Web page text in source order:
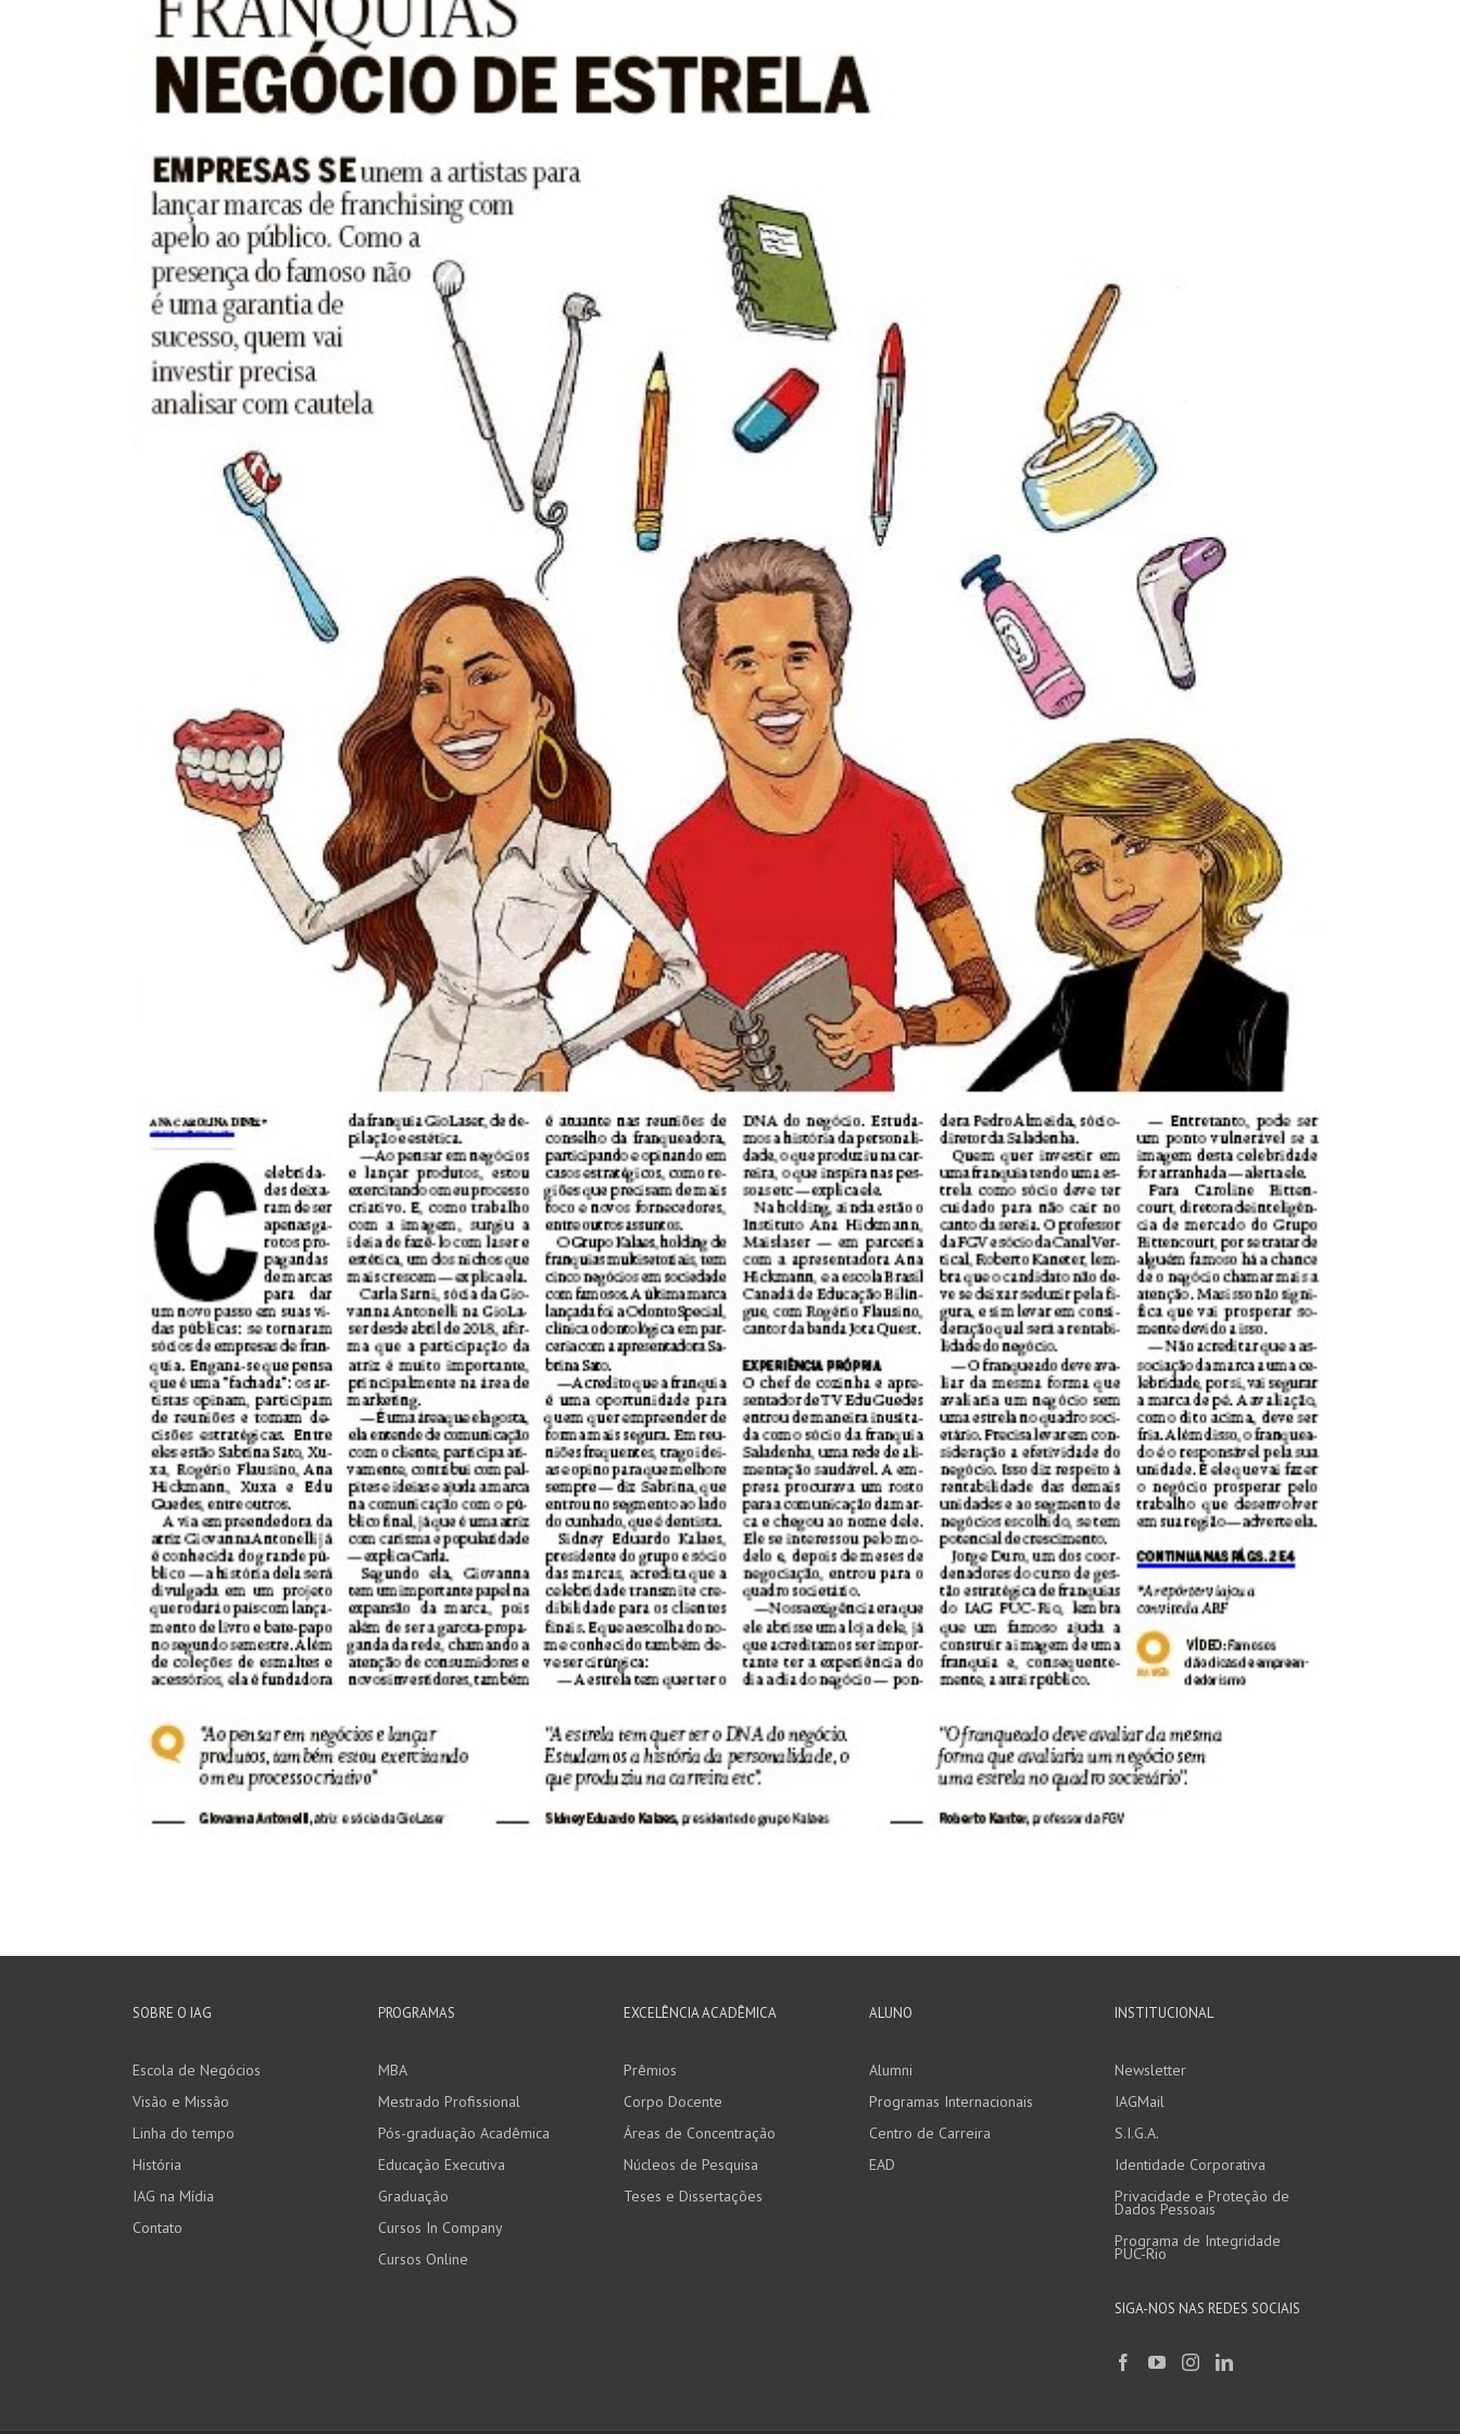
SOBRE O IAG
Escola de Negócios
Visão e Missão
Linha do tempo
História
IAG na Mídia
Contato
PROGRAMAS
MBA
Mestrado Profissional
Pós-graduação Acadêmica
Educação Executiva
Graduação
Cursos In Company
Cursos Online
EXCELÊNCIA ACADÊMICA
Prêmios
Corpo Docente
Áreas de Concentração
Núcleos de Pesquisa
Teses e Dissertações
ALUNO
Alumni
Programas Internacionais
Centro de Carreira
EAD
INSTITUCIONAL
Newsletter
IAGMail
S.I.G.A.
Identidade Corporativa
Privacidade e Proteção de
Dados Pessoais
Programa de Integridade
PUC-Rio
SIGA-NOS NAS REDES SOCIAIS